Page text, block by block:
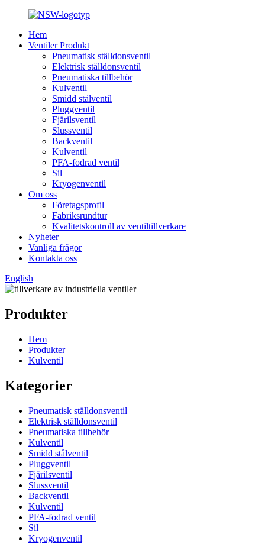
Hem
Ventiler Produkt
Pneumatisk ställdonsventil
Elektrisk ställdonsventil
Pneumatiska tillbehör
Kulventil
Smidd stålventil
Pluggventil
Fjärilsventil
Slussventil
Backventil
Kulventil
PFA-fodrad ventil
Sil
Kryogenventil
Om oss
Företagsprofil
Fabriksrundtur
Kvalitetskontroll av ventiltillverkare
Nyheter
Vanliga frågor
Kontakta oss
English
Produkter
Hem
Produkter
Kulventil
Kategorier
Pneumatisk ställdonsventil
Elektrisk ställdonsventil
Pneumatiska tillbehör
Kulventil
Smidd stålventil
Pluggventil
Fjärilsventil
Slussventil
Backventil
Kulventil
PFA-fodrad ventil
Sil
Kryogenventil